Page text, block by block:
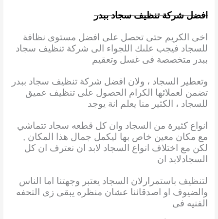
افضل شركة تنظيف سجاد ببدر
اخى الكريم حتى تحصل على افضل مستوى نظافة
للسجاد فيجب علىك اللجواء الى شركة تنظيف سجاد
ببدر متخصصة فى غسل وتعقيم
وتعطير السجاد ، ولان افضل شركة تنظيف سجاد ببدر
تضمن لعملائها الكرام الحصول على تنظيف عميق
للسجاد ، الكثير منا يعلم انة يوجد
انواع كثيرة من السجاد وان كل قطعه سجاد تتماشي
مع مكان معين خاص بها ليكمل جمال هذا المكان ,
لكن مع اختلاف انواع السجاد لابد ان نعترف ان كل
السجادلابد ان
لتنظيف باستمرارلان السجاد يعتبر وجهتنا اما الناس
والضيوف او اصدقائنا عشان منظره يبقى زى التحفه
الفنيه فى